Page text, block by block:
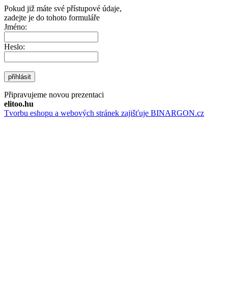
Pokud již máte své přístupové údaje,
zadejte je do tohoto formuláře
Jméno:
Heslo:
přihlásit
Připravujeme novou prezentaci
elitoo.hu
Tvorbu eshopu a webových stránek zajišťuje BINARGON.cz